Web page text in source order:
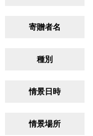
寄贈者名
種別
情景日時
情景場所